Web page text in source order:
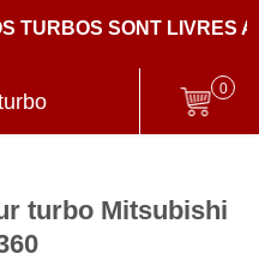
SONT LIVRES
0
turbo Mitsubishi